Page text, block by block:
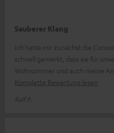
Sauberer Klang
Ich hatte mir zunächst die
schnell gemerkt, dass sie für
Wohnzimmer und auch meine An
Komplette Bewertung lesen
Ralf P.